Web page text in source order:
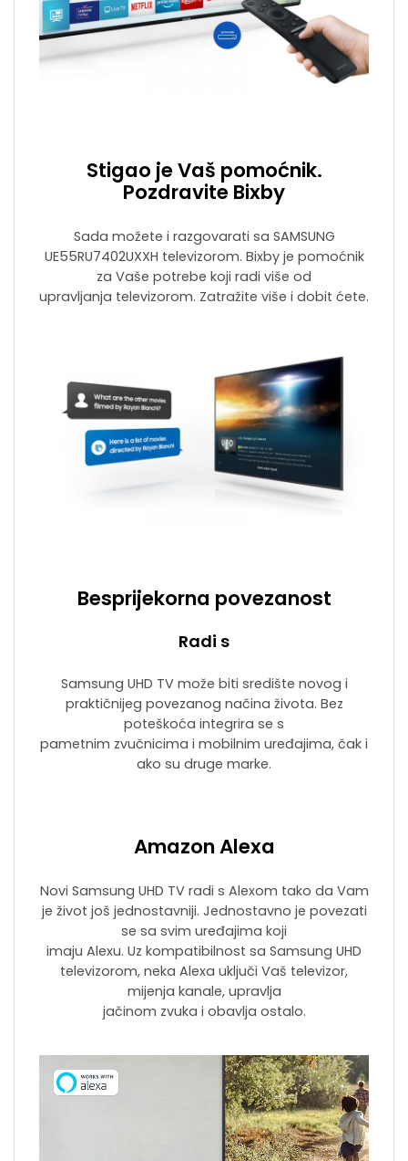
Stigao je Vaš pomoćnik.
Pozdravite Bixby
Sada možete i razgovarati sa SAMSUNG
UE55RU7402UXXH televizorom. Bixby je pomoćnik
za Vaše potrebe koji radi više od
upravljanja televizorom. Zatražite više i dobit ćete.
Besprijekorna povezanost
Radi s
Samsung UHD TV može biti središte novog i
praktičnijeg povezanog načina života. Bez
poteškoća integrira se s
pametnim zvučnicima i mobilnim uređajima, čak i
ako su druge marke.
Amazon Alexa
Novi Samsung UHD TV radi s Alexom tako da Vam
je život još jednostavniji. Jednostavno je povezati
se sa svim uređajima koji
imaju Alexu. Uz kompatibilnost sa Samsung UHD
televizorom, neka Alexa uključi Vaš televizor,
mijenja kanale, upravlja
jačinom zvuka i obavlja ostalo.